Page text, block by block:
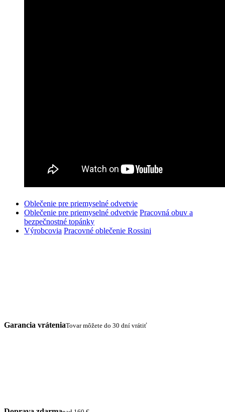
Oblečenie pre priemyselné odvetvie
Oblečenie pre priemyselné odvetvie Pracovná obuv a
bezpečnostné topánky
Výrobcovia Pracovné oblečenie Rossini
Garancia vráteniaTovar môžete do 30 dní vrátiť